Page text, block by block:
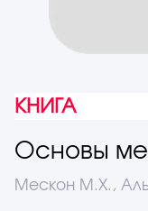
КНИГА
Основы
Мескон М.Х.,